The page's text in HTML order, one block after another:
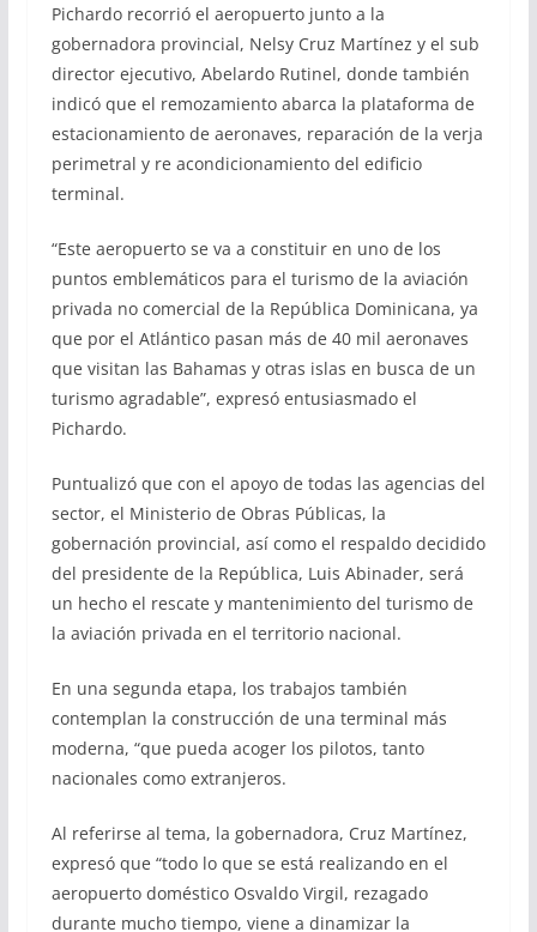
Pichardo recorrió el aeropuerto junto a la
gobernadora provincial, Nelsy Cruz Martínez y el sub
director ejecutivo, Abelardo Rutinel, donde también
indicó que el remozamiento abarca la plataforma de
estacionamiento de aeronaves, reparación de la verja
perimetral y re acondicionamiento del edificio
terminal.
“Este aeropuerto se va a constituir en uno de los
puntos emblemáticos para el turismo de la aviación
privada no comercial de la República Dominicana, ya
que por el Atlántico pasan más de 40 mil aeronaves
que visitan las Bahamas y otras islas en busca de un
turismo agradable”, expresó entusiasmado el
Pichardo.
Puntualizó que con el apoyo de todas las agencias del
sector, el Ministerio de Obras Públicas, la
gobernación provincial, así como el respaldo decidido
del presidente de la República, Luis Abinader, será
un hecho el rescate y mantenimiento del turismo de
la aviación privada en el territorio nacional.
En una segunda etapa, los trabajos también
contemplan la construcción de una terminal más
moderna, “que pueda acoger los pilotos, tanto
nacionales como extranjeros.
Al referirse al tema, la gobernadora, Cruz Martínez,
expresó que “todo lo que se está realizando en el
aeropuerto doméstico Osvaldo Virgil, rezagado
durante mucho tiempo, viene a dinamizar la